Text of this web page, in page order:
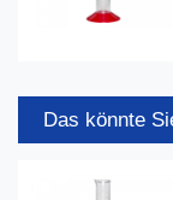
Das könnte